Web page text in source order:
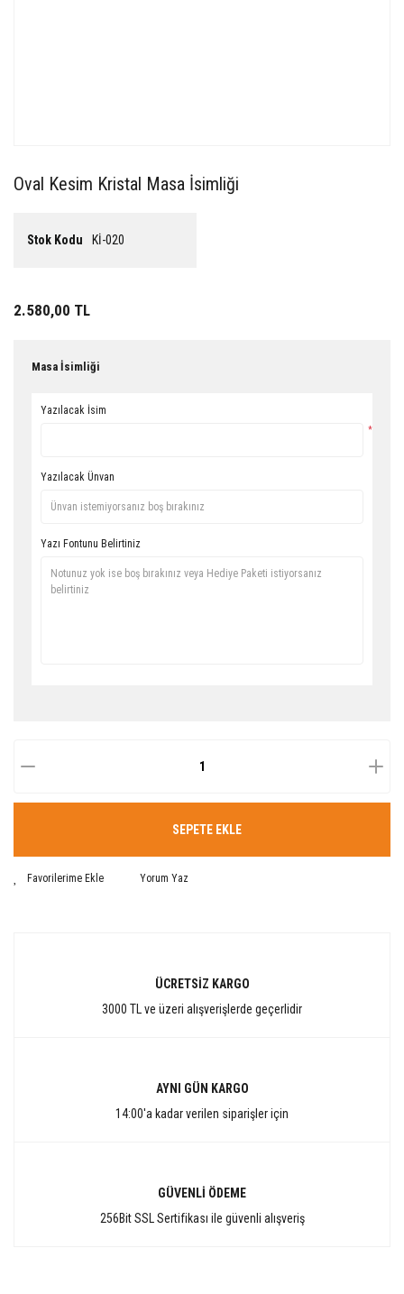
Oval Kesim Kristal Masa İsimliği
Stok Kodu Kİ-020
2.580,00 TL
Masa İsimliği
Yazılacak İsim
*
Yazılacak Ünvan
Yazı Fontunu Belirtiniz
SEPETE EKLE
Yorum Yaz
ÜCRETSİZ KARGO
3000 TL ve üzeri alışverişlerde geçerlidir
AYNI GÜN KARGO
14:00'a kadar verilen siparişler için
GÜVENLİ ÖDEME
256Bit SSL Sertifikası ile güvenli alışveriş